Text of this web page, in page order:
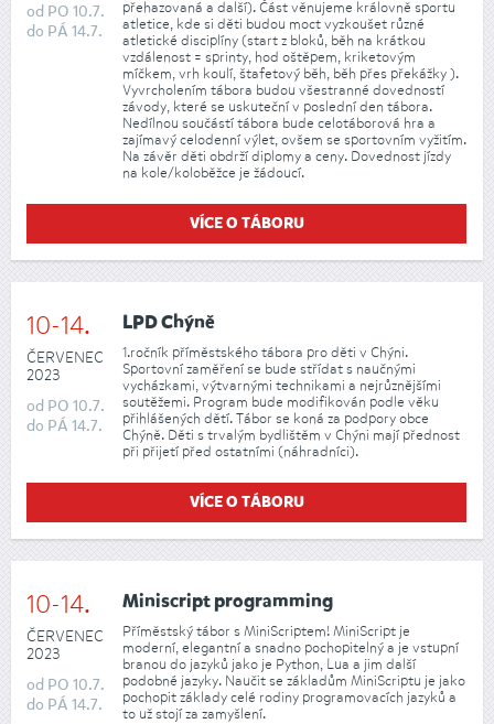
od PO 10.7.
do PÁ 14.7.
přehazovaná a další). Část věnujeme královně sportu
atletice, kde si děti budou moct vyzkoušet různé
atletické disciplíny (start z bloků, běh na krátkou
vzdálenost = sprinty, hod oštěpem, kriketovým
míčkem, vrh koulí, štafetový běh, běh přes překážky ).
Vyvrcholením tábora budou všestranné dovedností
závody, které se uskuteční v poslední den tábora.
Nedílnou součástí tábora bude celotáborová hra a
zajímavý celodenní výlet, ovšem se sportovním vyžitím.
Na závěr děti obdrží diplomy a ceny. Dovednost jízdy
na kole/koloběžce je žádoucí.
VÍCE O TÁBORU
10-14.
ČERVENEC
2023
od PO 10.7.
do PÁ 14.7.
LPD Chýně
1.ročník příměstského tábora pro děti v Chýni.
Sportovní zaměření se bude střídat s naučnými
vycházkami, výtvarnými technikami a nejrůznějšími
soutěžemi. Program bude modifikován podle věku
přihlášených dětí. Tábor se koná za podpory obce
Chýně. Děti s trvalým bydlištěm v Chýni mají přednost
při přijetí před ostatními (náhradníci).
VÍCE O TÁBORU
10-14.
ČERVENEC
2023
od PO 10.7.
do PÁ 14.7.
Miniscript programming
Příměstský tábor s MiniScriptem! MiniScript je
moderní, elegantní a snadno pochopitelný a je vstupní
branou do jazyků jako je Python, Lua a jim další
podobné jazyky. Naučit se základům MiniScriptu je jako
pochopit základy celé rodiny programovacích jazyků a
to už stojí za zamyšlení.